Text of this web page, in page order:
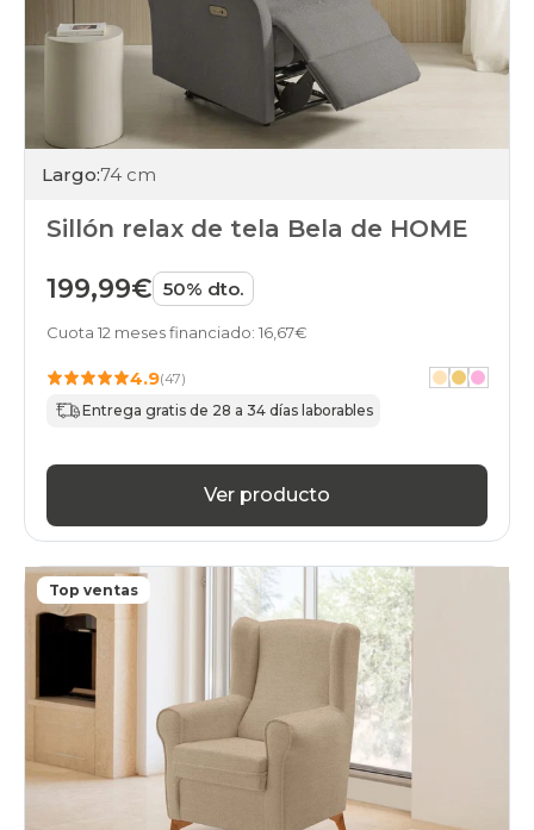
Largo:74 cm
Sillón relax de tela Bela de HOME
199,99€ 50% dto.
Cuota 12 meses financiado: 16,67€
4.9(47)
Entrega gratis de 28 a 34 días laborables
Ver producto
Top ventas